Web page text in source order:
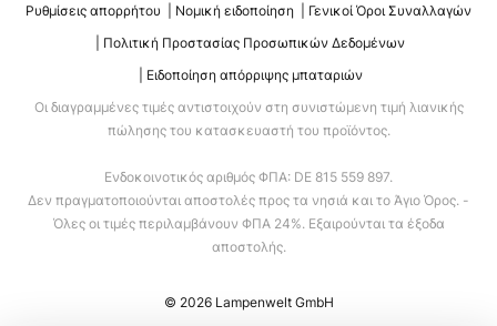
Ρυθμίσεις απορρήτου Νομική ειδοποίηση
Γενικοί Όροι Συναλλαγών
Πολιτική Προστασίας Προσωπικών Δεδομένων
Ειδοποίηση απόρριψης μπαταριών
Οι διαγραμμένες τιμές αντιστοιχούν στη συνιστώμενη τιμή λιανικής
πώλησης του κατασκευαστή του προϊόντος.
Ενδοκοινοτικός αριθμός ΦΠΑ: DE 815 559 897.
Δεν πραγματοποιούνται αποστολές προς τα νησιά και το Άγιο Όρος. -
Όλες οι τιμές περιλαμβάνουν ΦΠΑ 24%. Εξαιρούνται τα έξοδα
αποστολής.
© 2026 Lampenwelt GmbH